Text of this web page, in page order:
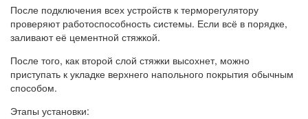
После подключения всех устройств к терморегулятору
проверяют работоспособность системы. Если всё в порядке,
заливают её цементной стяжкой.
После того, как второй слой стяжки высохнет, можно
приступать к укладке верхнего напольного покрытия обычным
способом.
Этапы установки: